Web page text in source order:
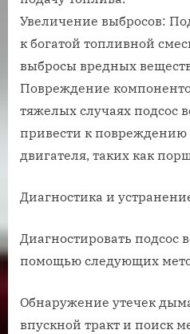
Увеличение выбросов:
к богатой топливной
выбросы вредных
Повреждение
тяжелых случаях подсос
привести к повреждению
двигателя, таких как
Диагностика и
Диагностировать подсос
помощью следующих
Обнаружение утечек
впускной тракт и поиск